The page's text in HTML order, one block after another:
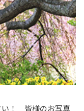
い！ 皆様のお写真